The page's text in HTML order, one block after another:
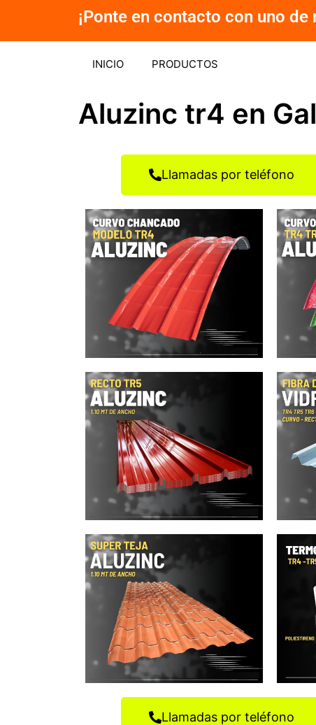
contenido
¡Ponte en contacto con uno
INICIO PRODUCTOS
Aluzinc tr4 en
Llamadas por teléfono
Llamadas por teléfono